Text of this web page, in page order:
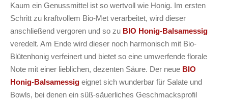
Kaum ein Genussmittel ist so wertvoll wie Honig. Im ersten
Schritt zu kraftvollem Bio-Met verarbeitet, wird dieser
anschließend vergoren und so zu BIO Honig-Balsamessig
veredelt. Am Ende wird dieser noch harmonisch mit Bio-
Blütenhonig verfeinert und bietet so eine umwerfende florale
Note mit einer lieblichen, dezenten Säure. Der neue BIO
Honig-Balsamessig eignet sich wunderbar für Salate und
Bowls, bei denen ein süß-säuerliches Geschmacksprofil